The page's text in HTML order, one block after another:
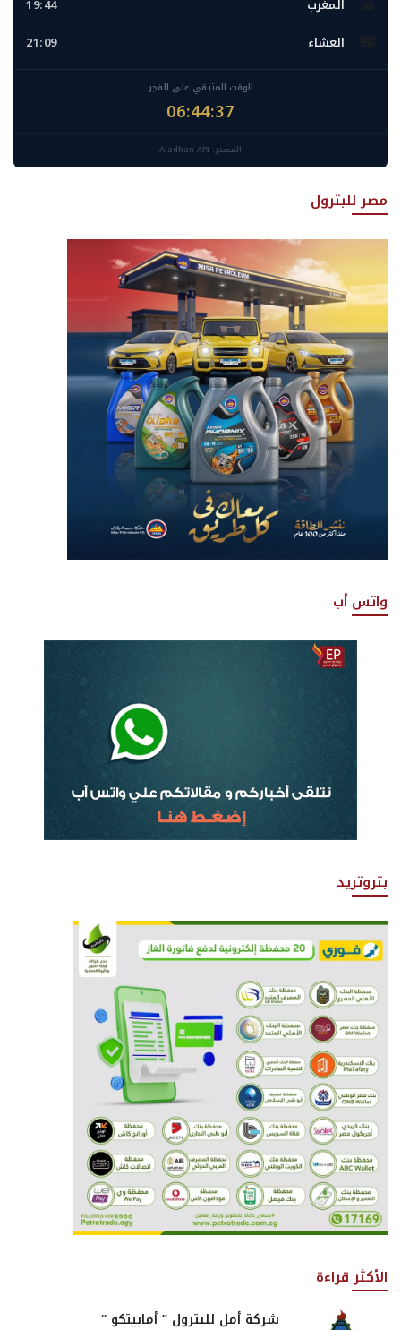
المغرب 19:44
العشاء 21:09
الوقت المتبقي على الفجر
06:44:35
المصدر: Aladhan API
مصر للبترول
واتس أب
بتروتريد
الأكثر قراءة
شركة أمل للبترول ” أمابيتكو “